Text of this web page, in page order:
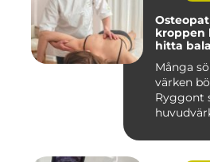
Osteopat i
kroppen
hitta
Många
värken
Ryggont